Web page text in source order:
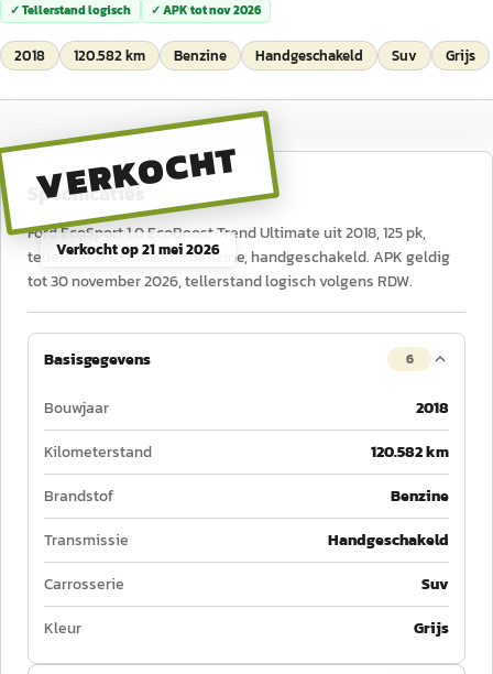
✓ Tellerstand logisch ✓ APK totnov 2026
2018 120.582 km Benzine Handgeschakeld Suv Grijs
VERKOCHT
Verkocht op21 mei 2026
Specificaties
Ford EcoSport 1.0 EcoBoost Trend Ultimate uit 2018, 125 pk,
tellerstand 120.582 km, benzine, handgeschakeld. APK geldig
tot 30 november 2026, tellerstand logisch volgens RDW.
Basisgegevens 6
Bouwjaar
2018
Kilometerstand
120.582 km
Brandstof
Benzine
Transmissie
Handgeschakeld
Carrosserie
Suv
Kleur
Grijs